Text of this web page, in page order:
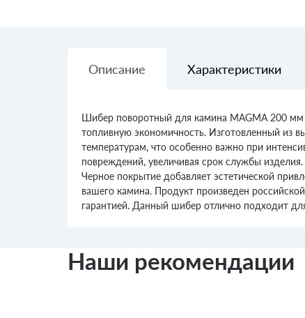
Описание Характеристики
Шибер поворотный для камина MAGMA 200 мм
топливную экономичность. Изготовленный из
температурам, что особенно важно при
повреждений, увеличивая срок службы изделия.
Черное покрытие добавляет эстетической
вашего камина. Продукт произведен
гарантией. Данный шибер отлично подходит
Наши рекомендации